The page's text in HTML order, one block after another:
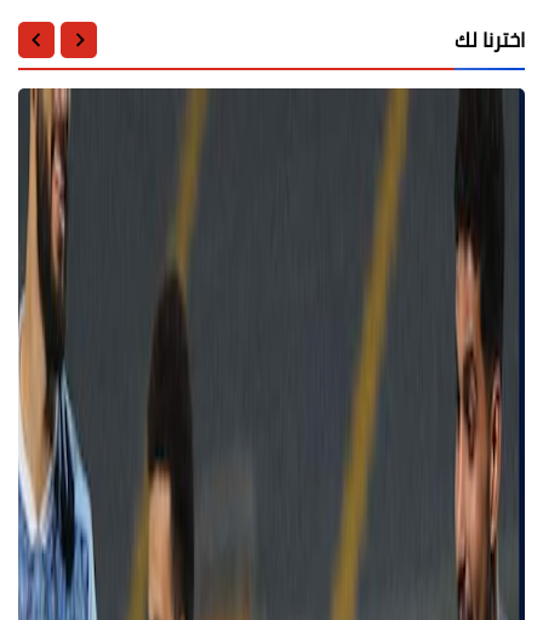
اخترنا لك